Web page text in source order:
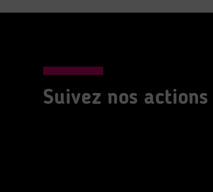
Suivez nos actions